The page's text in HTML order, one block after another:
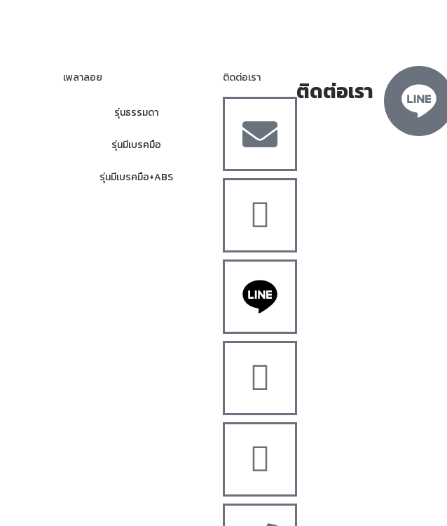
เพลาลอย
รุ่นธรรมดา
รุ่นมีเบรคมือ
รุ่นมีเบรคมือ+ABS
ติดต่อเรา ติดต่อเรา